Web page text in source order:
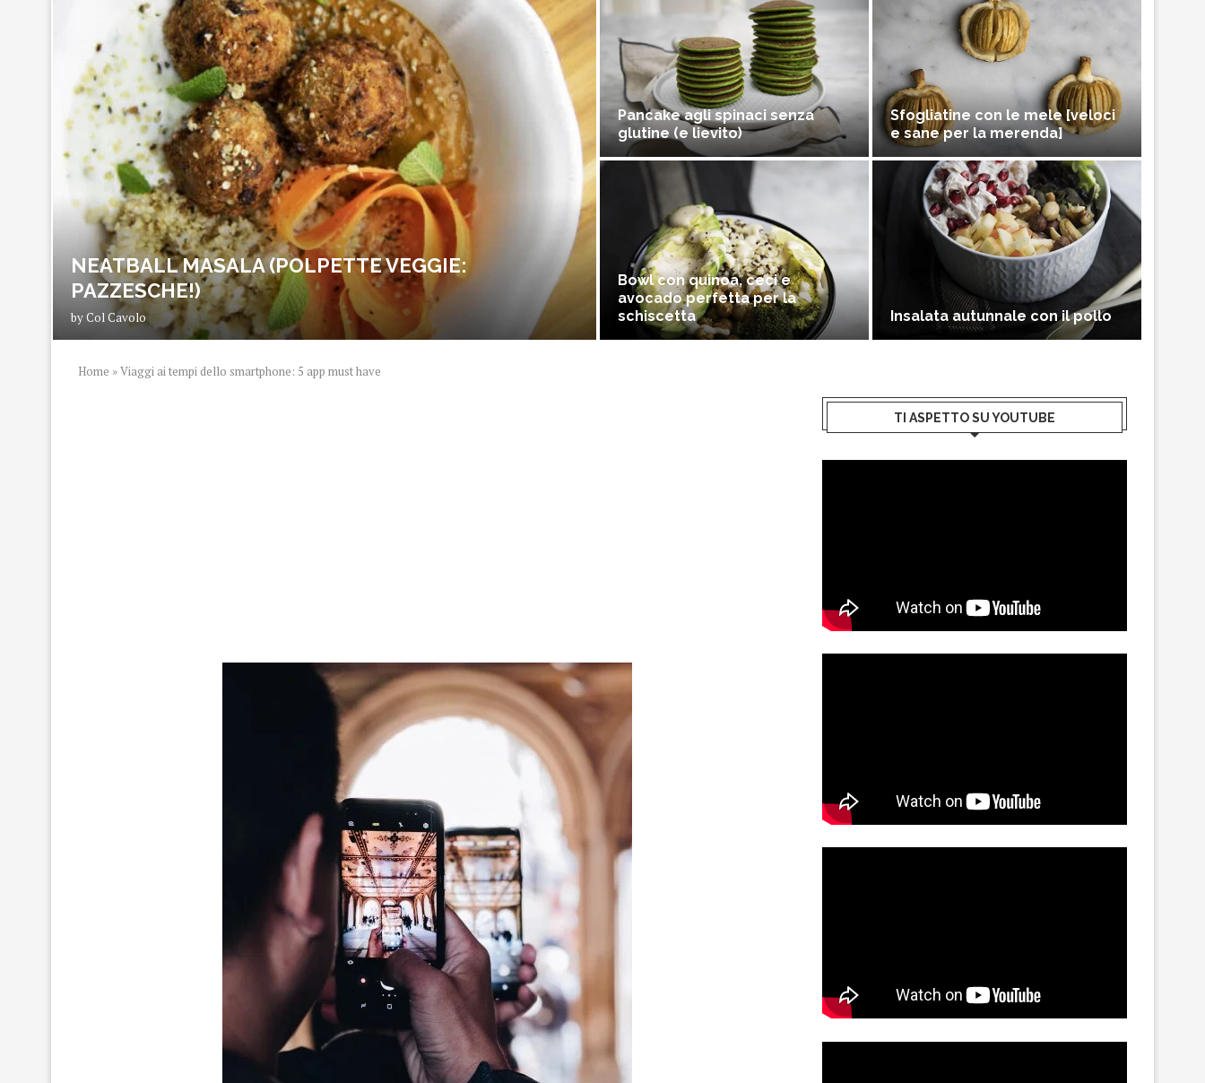
NEATBALL MASALA (POLPETTE VEGGIE:
PAZZESCHE!)
byCol Cavolo
Pancake agli spinaci senza
glutine (e lievito)
Bowl con quinoa, ceci e
avocado perfetta per la
schiscetta
Sfogliatine con le mele [veloci
e sane per la merenda]
Insalata autunnale con il pollo
Home »Viaggi ai tempi dello smartphone: 5 app must have
TI ASPETTO SU YOUTUBE